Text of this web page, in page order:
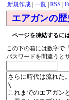
新規作成| 一覧| RSS
エアガンの
ページを凍結するに
この下の箱には数字で
パスワードを間違うと